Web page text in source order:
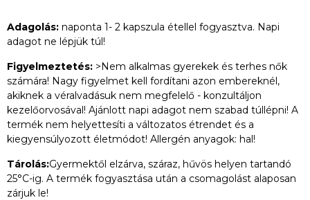
Adagolás: naponta 1- 2 kapszula étellel fogyasztva. Napi
adagot ne lépjük túl!
Figyelmeztetés: >Nem alkalmas gyerekek és terhes nők
számára! Nagy figyelmet kell fordítani azon embereknél,
akiknek a véralvadásuk nem megfelelő - konzultáljon
kezelőorvosával! Ajánlott napi adagot nem szabad túllépni! A
termék nem helyettesíti a változatos étrendet és a
kiegyensúlyozott életmódot! Allergén anyagok: hal!
Tárolás:Gyermektől elzárva, száraz, hűvös helyen tartandó
25°C-ig. A termék fogyasztása után a csomagolást alaposan
zárjuk le!